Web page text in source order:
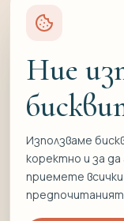
Връщане и замяна
Отказ от
Свържете се
0897 836 220
Ние
Използваме
коректно и за
приемете